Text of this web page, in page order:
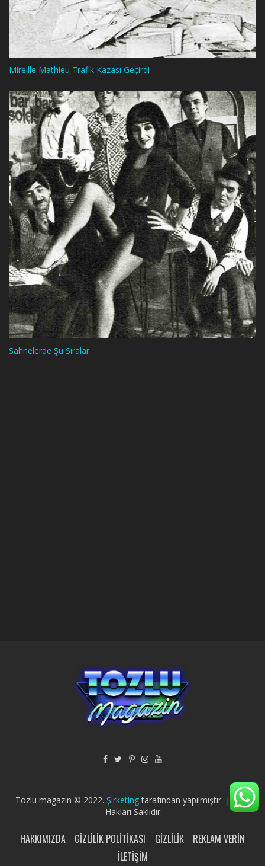
Mireille Mathieu Trafik Kazası Geçirdi
Sahnelerde Şu Sıralar
Tozlu magazin © 2022. Şirketingtarafından yapılmıştır. | Tüm
Hakları Saklıdır
HAKKIMIZDA GIZLILIK POLITIKASI GIZLILIK
REKLAM VERIN
İLETIŞIM